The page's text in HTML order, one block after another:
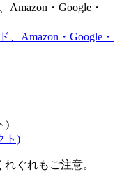
Amazon・Google・
)
ぐれもご注意。